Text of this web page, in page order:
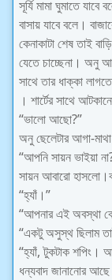
সূর্যি মামা ঘুমাতে
বাসায় যাবে বলে।
কেনাকাটা শেষ তাই
যেতে চাচ্ছেনা। অনু
সাথে তার ধাক্কা
। শার্টের সাথে
“ভালো আছো?”
অনু ছেলেটার আগা-
“আপনি সায়ন ভাইয়া
সায়ন আবারো
“হ্যাঁ।”
“আপনার এই অবস্থা
“একটু অসুস্থ ছিলাম
“হ্যাঁ, টুকটাক শপিং।
ধন্যবাদ জানানোর